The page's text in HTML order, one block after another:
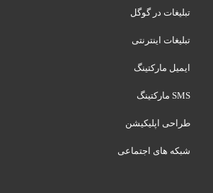
تبلیغات در گوگل
تبلیغات اینترنتی
ایمیل مارکتینگ
SMS مارکتینگ
طراحی اپلیکیشن
شبکه های اجتماعی